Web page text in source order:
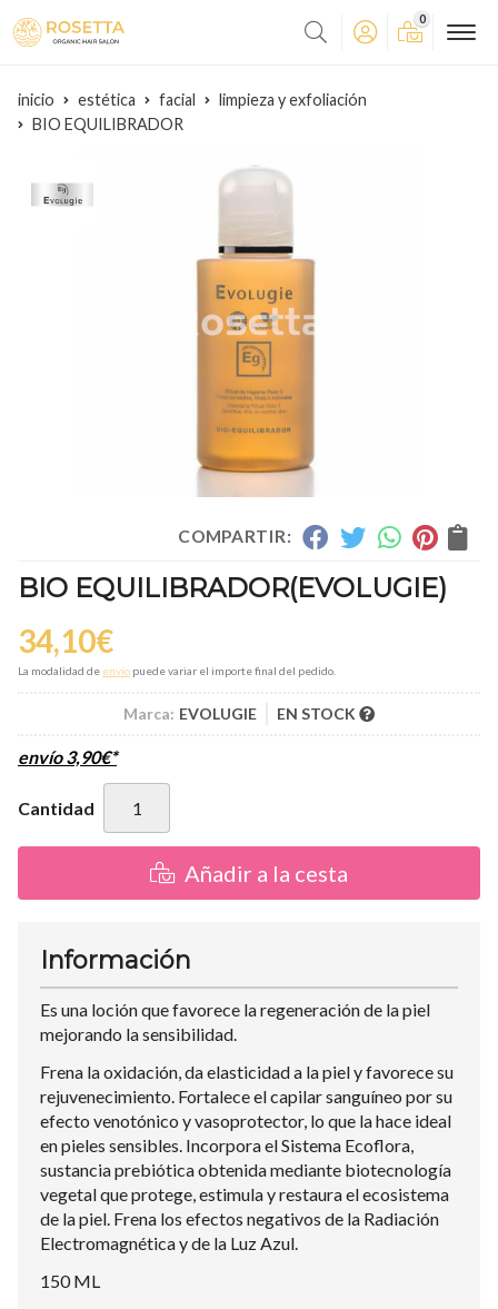
0
inicio estética facial
limpieza y exfoliación
BIO EQUILIBRADOR
COMPARTIR:
BIO EQUILIBRADOR(EVOLUGIE)
34,10€
La modalidad de envío puede variar el importe final del pedido.
Marca: EVOLUGIE EN STOCK
envío3,90€*
Cantidad
Añadir a la cesta
Información
Es una loción que favorece la regeneración de la piel
mejorando la sensibilidad.
Frena la oxidación, da elasticidad a la piel y favorece su
rejuvenecimiento. Fortalece el capilar sanguíneo por su
efecto venotónico y vasoprotector, lo que la hace ideal
en pieles sensibles. Incorpora el Sistema Ecoflora,
sustancia prebiótica obtenida mediante biotecnología
vegetal que protege, estimula y restaura el ecosistema
de la piel. Frena los efectos negativos de la Radiación
Electromagnética y de la Luz Azul.
150 ML